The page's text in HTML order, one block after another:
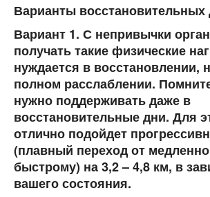
Варианты восстановительных
Вариант 1. С непривычки
получать такие физические
нуждается в восстановлении,
полном расслаблении.
нужно поддерживать даже в
восстановительные дни. Для
отлично подойдет
(плавный переход от
быстрому) на 3,2 – 4,8 км, в
вашего состояния.